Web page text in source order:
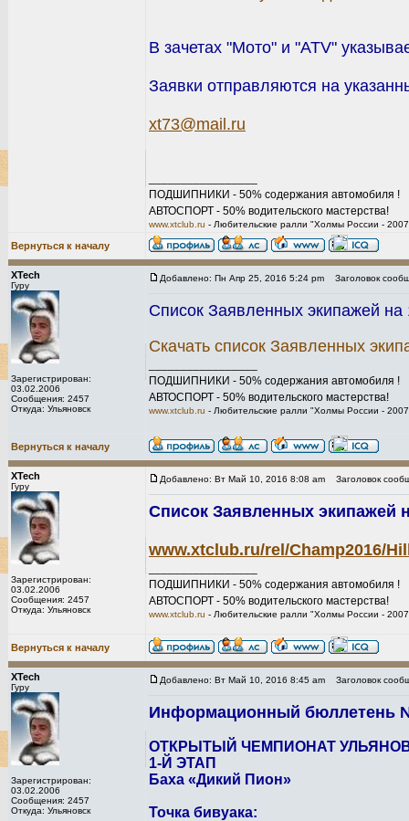
В зачетах "Мото" и "ATV"
Заявки отправляются на
xt73@mail.ru
ПОДШИПНИКИ - 50% содержания автомобиля !
АВТОСПОРТ - 50% водительского мастерства!
www.xtclub.ru - Любительские ралли "Холмы России -
Вернуться к началу
XTech
Гуру
Зарегистрирован:
03.02.2006
Сообщения: 2457
Откуда: Ульяновск
Добавлено: Пн Апр 25, 2016 5:24 pm Заголовок
Список Заявленных экипажей
Скачать список Заявленных
ПОДШИПНИКИ - 50% содержания автомобиля !
АВТОСПОРТ - 50% водительского мастерства!
www.xtclub.ru - Любительские ралли "Холмы России -
Вернуться к началу
XTech
Гуру
Зарегистрирован:
03.02.2006
Сообщения: 2457
Откуда: Ульяновск
Добавлено: Вт Май 10, 2016 8:08 am Заголовок
Список Заявленных экипажей
www.xtclub.ru/rel/Champ2016/
ПОДШИПНИКИ - 50% содержания автомобиля !
АВТОСПОРТ - 50% водительского мастерства!
www.xtclub.ru - Любительские ралли "Холмы России -
Вернуться к началу
XTech
Гуру
Зарегистрирован:
03.02.2006
Сообщения: 2457
Откуда: Ульяновск
Добавлено: Вт Май 10, 2016 8:45 am Заголовок
Информационный бюллетень
ОТКРЫТЫЙ ЧЕМПИОНАТ
1-Й ЭТАП
Баха «Дикий Пион»
Точка бивуака: